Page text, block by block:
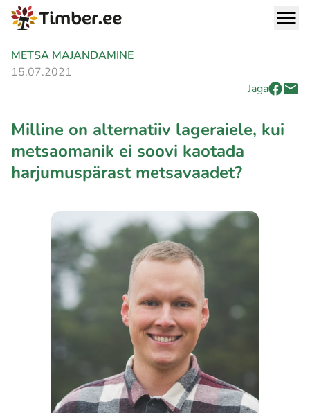
METSA MAJANDAMINE
15.07.2021
Jaga
Milline on alternatiiv lageraiele, kui
metsaomanik ei soovi kaotada
harjumuspärast metsavaadet?